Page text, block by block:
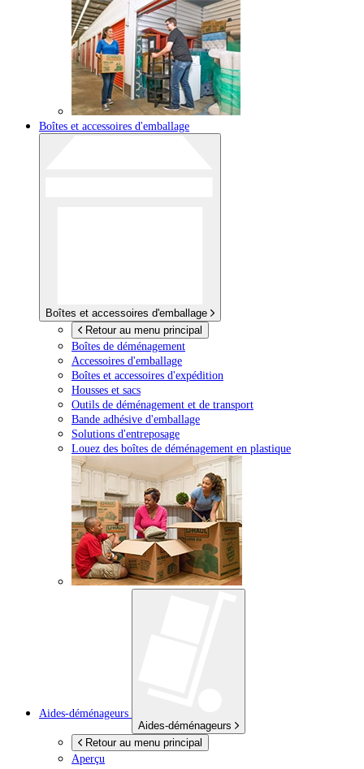
Boîtes et accessoires d'emballage
Boîtes et accessoires d'emballage
Retour au menu principal
Boîtes de déménagement
Accessoires d'emballage
Boîtes et accessoires d'expédition
Housses et sacs
Outils de déménagement et de transport
Bande adhésive d'emballage
Solutions d'entreposage
Louez des boîtes de déménagement en plastique
Aides-déménageurs
Aides-déménageurs
Retour au menu principal
Aperçu